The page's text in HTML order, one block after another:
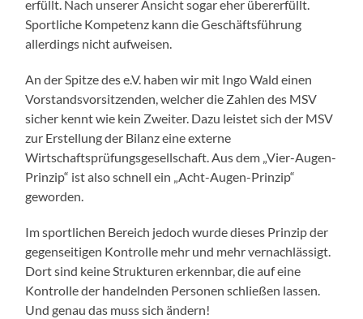
erfüllt. Nach unserer Ansicht sogar eher übererfüllt.
Sportliche Kompetenz kann die Geschäftsführung
allerdings nicht aufweisen.
An der Spitze des e.V. haben wir mit Ingo Wald einen
Vorstandsvorsitzenden, welcher die Zahlen des MSV
sicher kennt wie kein Zweiter. Dazu leistet sich der MSV
zur Erstellung der Bilanz eine externe
Wirtschaftsprüfungsgesellschaft. Aus dem „Vier-Augen-
Prinzip“ ist also schnell ein „Acht-Augen-Prinzip“
geworden.
Im sportlichen Bereich jedoch wurde dieses Prinzip der
gegenseitigen Kontrolle mehr und mehr vernachlässigt.
Dort sind keine Strukturen erkennbar, die auf eine
Kontrolle der handelnden Personen schließen lassen.
Und genau das muss sich ändern!